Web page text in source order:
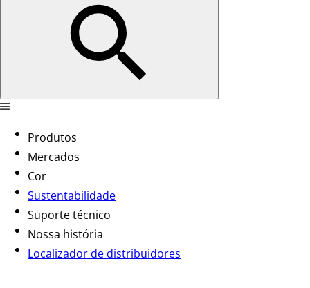
Produtos
Mercados
Cor
Sustentabilidade
Suporte técnico
Nossa história
Localizador de distribuidores